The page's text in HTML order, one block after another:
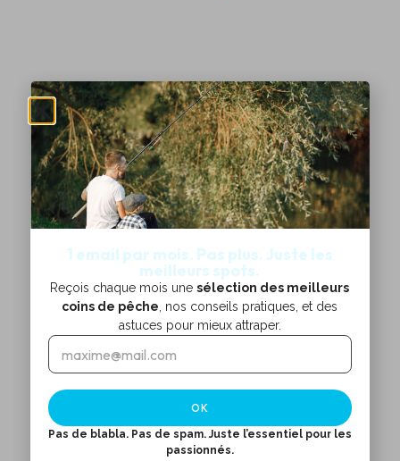
1 email par mois. Pas plus. Juste les
meilleurs spots.
Reçois chaque mois unesélection des meilleurs
coins de pêche , nos conseils pratiques, et des
astuces pour mieux attraper.
E
a
i
l
*
E
a
i
l
*
OK
Pas de blabla. Pas de spam. Juste l’essentiel pour les
passionnés.